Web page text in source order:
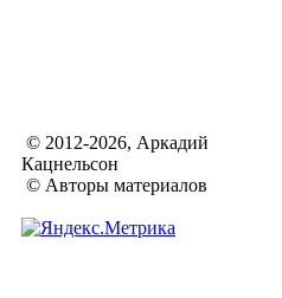
© 2012-2026, Аркадий
Кацнельсон
© Авторы материалов